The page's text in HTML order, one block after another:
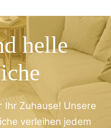
helle
Zuhause! Unsere
verleihen jedem